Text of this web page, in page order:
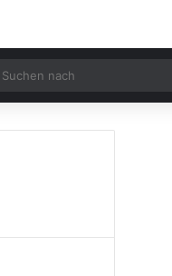
Artikel